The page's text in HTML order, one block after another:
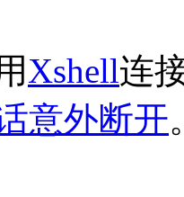
Xshell连
意外断开